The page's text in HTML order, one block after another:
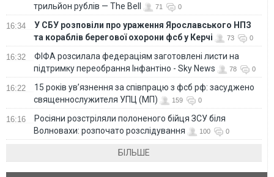
трильйон рублів — The Bell
71 0
16:34
У СБУ розповіли про ураження Ярославського НПЗ
та кораблів берегової охорони фсб у Керчі
73 0
16:32
ФІФА розсилала федераціям заготовлені листи на
підтримку переобрання Інфантіно - Sky News
78 0
16:22
15 років ув’язнення за співпрацю з фсб рф: засуджено
священнослужителя УПЦ (МП)
159 0
16:16
Росіяни розстріляли полоненого бійця ЗСУ біля
Волновахи: розпочато розслідування
100 0
БІЛЬШЕ